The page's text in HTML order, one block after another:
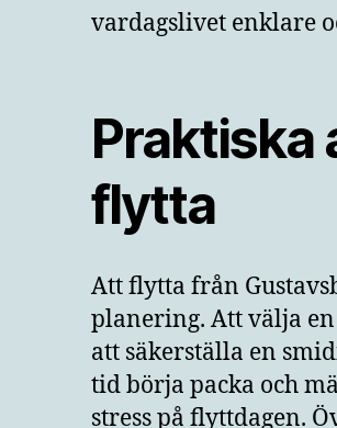
vardagslivet enklare
Praktiska
flytta
Att flytta från
planering. Att välja
att säkerställa en
tid börja packa och
stress på flyttdagen.